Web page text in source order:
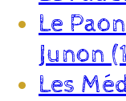
Le
Junon
Les